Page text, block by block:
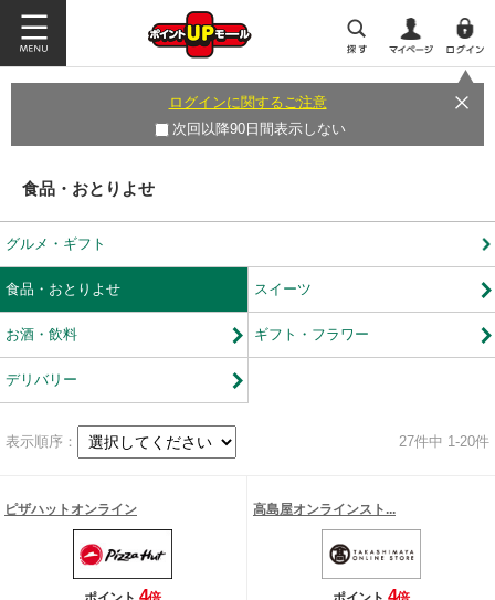
ログインに関するご注意
次回以降90日間表示しない
食品・おとりよせ
グルメ・ギフト
食品・おとりよせ スイーツ
お酒・飲料 ギフト・フラワー
デリバリー
表示順序： 27件中 1-20件
ピザハットオンライン 高島屋オンラインスト...